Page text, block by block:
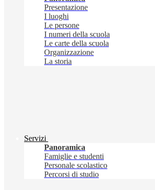
Presentazione
I luoghi
Le persone
I numeri della scuola
Le carte della scuola
Organizzazione
La storia
Servizi
Panoramica
Famiglie e studenti
Personale scolastico
Percorsi di studio